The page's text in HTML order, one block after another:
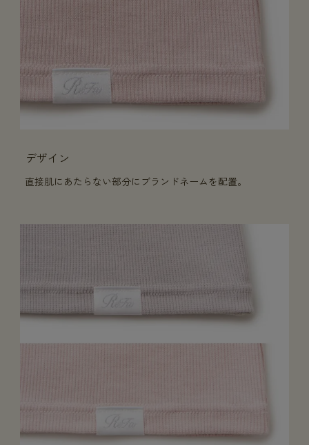
デザイン
直接肌にあたらない部分にブランドネームを配置。